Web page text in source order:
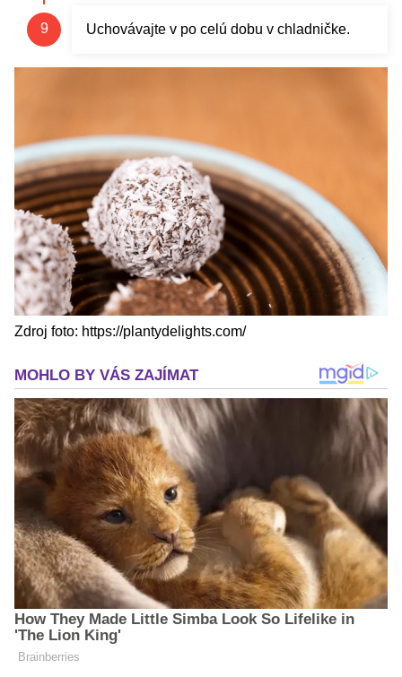
Uchovávajte v po celú dobu v chladničke.
Zdroj foto: https://plantydelights.com/